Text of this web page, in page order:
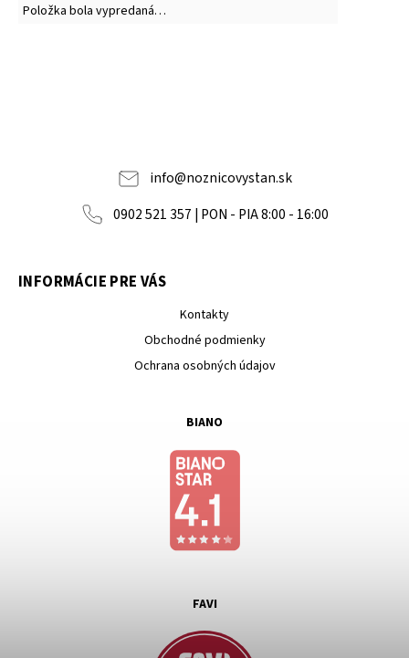
Položka bola vypredaná…
info@noznicovystan.sk
0902 521 357 | PON - PIA 8:00 - 16:00
INFORMÁCIE PRE VÁS
Kontakty
Obchodné podmienky
Ochrana osobných údajov
BIANO
FAVI